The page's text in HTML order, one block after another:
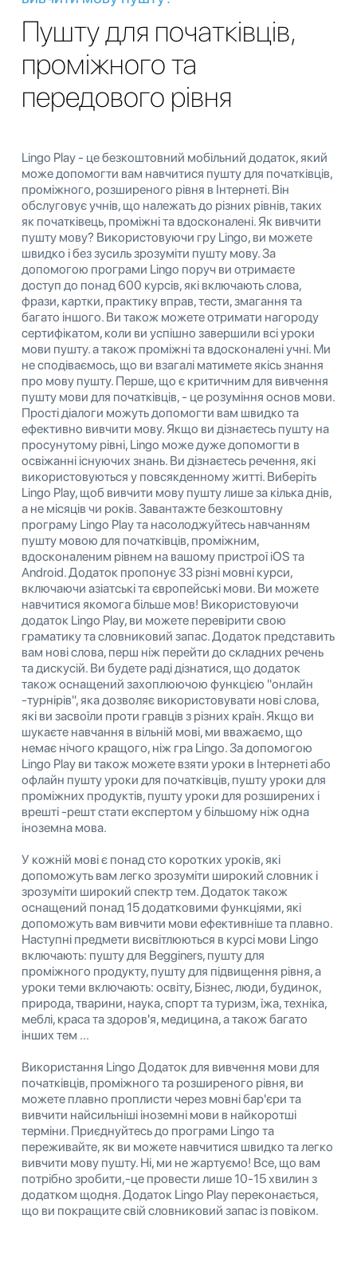
Пушту для початківців,
проміжного та
передового рівня
Lingo Play - це безкоштовний мобільний додаток, який
може допомогти вам навчитися пушту для початківців,
проміжного, розширеного рівня в Інтернеті. Він
обслуговує учнів, що належать до різних рівнів, таких
як початківець, проміжні та вдосконалені. Як вивчити
пушту мову? Використовуючи гру Lingo, ви можете
швидко і без зусиль зрозуміти пушту мову. За
допомогою програми Lingo поруч ви отримаєте
доступ до понад 600 курсів, які включають слова,
фрази, картки, практику вправ, тести, змагання та
багато іншого. Ви також можете отримати нагороду
сертифікатом, коли ви успішно завершили всі уроки
мови пушту. а також проміжні та вдосконалені учні. Ми
не сподіваємось, що ви взагалі матимете якісь знання
про мову пушту. Перше, що є критичним для вивчення
пушту мови для початківців, - це розуміння основ мови.
Прості діалоги можуть допомогти вам швидко та
ефективно вивчити мову. Якщо ви дізнаєтесь пушту на
просунутому рівні, Lingo може дуже допомогти в
освіжанні існуючих знань. Ви дізнаєтесь речення, які
використовуються у повсякденному житті. Виберіть
Lingo Play, щоб вивчити мову пушту лише за кілька днів,
а не місяців чи років. Завантажте безкоштовну
програму Lingo Play та насолоджуйтесь навчанням
пушту мовою для початківців, проміжним,
вдосконаленим рівнем на вашому пристрої iOS та
Android. Додаток пропонує 33 різні мовні курси,
включаючи азіатські та європейські мови. Ви можете
навчитися якомога більше мов! Використовуючи
додаток Lingo Play, ви можете перевірити свою
граматику та словниковий запас. Додаток представить
вам нові слова, перш ніж перейти до складних речень
та дискусій. Ви будете раді дізнатися, що додаток
також оснащений захоплюючою функцією "онлайн
-турнірів", яка дозволяє використовувати нові слова,
які ви засвоїли проти гравців з різних країн. Якщо ви
шукаєте навчання в вільній мові, ми вважаємо, що
немає нічого кращого, ніж гра Lingo. За допомогою
Lingo Play ви також можете взяти уроки в Інтернеті або
офлайн пушту уроки для початківців, пушту уроки для
проміжних продуктів, пушту уроки для розширених і
врешті -решт стати експертом у більшому ніж одна
іноземна мова.
У кожній мові є понад сто коротких уроків, які
допоможуть вам легко зрозуміти широкий словник і
зрозуміти широкий спектр тем. Додаток також
оснащений понад 15 додатковими функціями, які
допоможуть вам вивчити мови ефективніше та плавно.
Наступні предмети висвітлюються в курсі мови Lingo
включають: пушту для Begginers, пушту для
проміжного продукту, пушту для підвищення рівня, а
уроки теми включають: освіту, Бізнес, люди, будинок,
природа, тварини, наука, спорт та туризм, їжа, техніка,
меблі, краса та здоров'я, медицина, а також багато
інших тем ...
Використання Lingo Додаток для вивчення мови для
початківців, проміжного та розширеного рівня, ви
можете плавно проплисти через мовні бар'єри та
вивчити найсильніші іноземні мови в найкоротші
терміни. Приєднуйтесь до програми Lingo та
переживайте, як ви можете навчитися швидко та легко
вивчити мову пушту. Ні, ми не жартуємо! Все, що вам
потрібно зробити,-це провести лише 10-15 хвилин з
додатком щодня. Додаток Lingo Play переконається,
що ви покращите свій словниковий запас із повіком.